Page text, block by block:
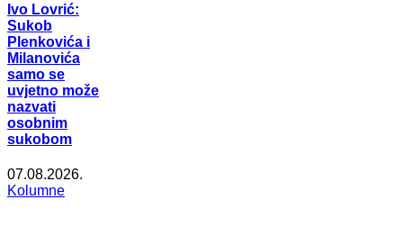
Ivo Lovrić:
Sukob
Plenkovića i
Milanovića
samo se
uvjetno može
nazvati
osobnim
sukobom
07.08.2026.
Kolumne